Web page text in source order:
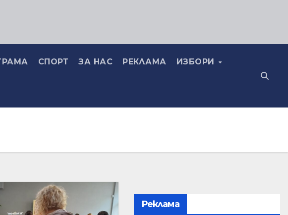
СПОРТ ЗА НАС РЕКЛАМА ИЗБОРИ
Реклама